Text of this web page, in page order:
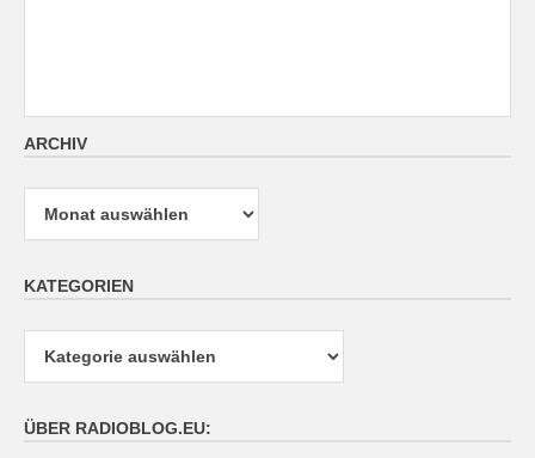
ARCHIV
Archiv
KATEGORIEN
ÜBER RADIOBLOG.EU: